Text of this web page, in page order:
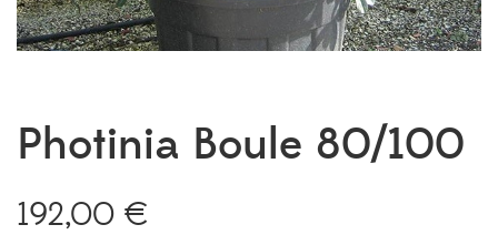
Photinia Boule 80/100
192,00 €